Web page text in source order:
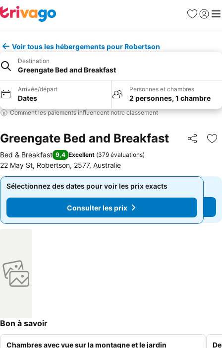
Favoris
Se
Voir tous les hébergements pour Robertson
Destination
Greengate Bed and Breakfast
Arrivée/départ
Dates
Personnes et chambres
2 personnes, 1 chambre
Comment les paiements influencent notre classement
Greengate Bed and Breakfast Partager
Bed & Breakfast 9,4 Excellent (379 évaluations)
22 May St, Robertson, 2577, Australie
Sélectionnez des dates pour voir les prix exacts
Consulter les prix
Sélectionnez des dates pour voir les prix exacts
Consulter les prix
Bon à savoir
Chambres avec vue sur la montagne et le jardin